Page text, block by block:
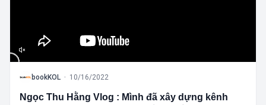
B bookKOL · 10/16/2022
Ngọc Thu Hằng Vlog : Mình đã xây dựng kênh